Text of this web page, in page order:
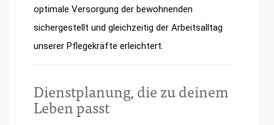
optimale Versorgung der bewohnenden
sichergestellt und gleichzeitig der Arbeitsalltag
unserer Pflegekräfte erleichtert.
Dienstplanung, die zu deinem
Leben passt